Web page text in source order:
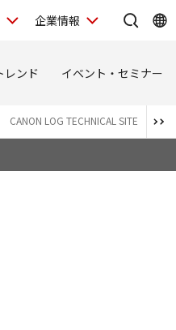
企業情報
レンド イベント・セミナー
CANON LOG TECHNICAL SITE